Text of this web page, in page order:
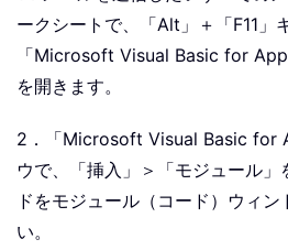
ークシートで、「Alt」＋「F11」
「Microsoft Visual Basic for
を開きます。
2．「Microsoft Visual Basic for
ウで、「挿入」＞「モジュール
ドをモジュール（コード）ウィ
い。